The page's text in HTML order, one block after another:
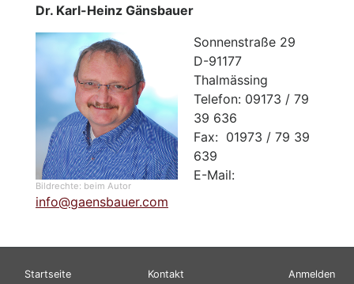
Dr. Karl-Heinz Gänsbauer
Bildrechte: beim Autor
Sonnenstraße 29
D-91177
Thalmässing
Telefon: 09173 / 79
39 636
Fax: 01973 / 79 39
639
E-Mail:
info@gaensbauer.com
Hauptnavigation
Startseite Fußbereichsmenü
Kontakt Anmelden